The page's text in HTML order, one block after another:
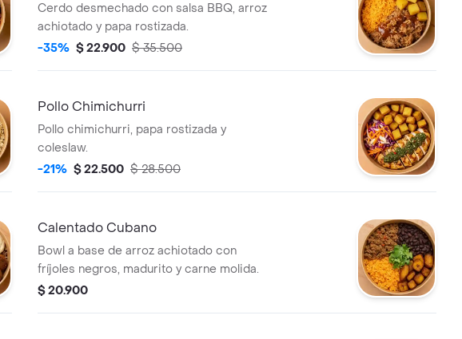
Cerdo desmechado con salsa BBQ, arroz
achiotado y papa rostizada.
-35% $ 22.900 $ 35.500
Pollo Chimichurri
Pollo chimichurri, papa rostizada y
coleslaw.
-21% $ 22.500 $ 28.500
Calentado Cubano
Bowl a base de arroz achiotado con
fríjoles negros, madurito y carne molida.
$ 20.900